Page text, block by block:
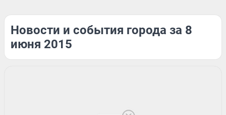
Новости и события города за 8
июня 2015